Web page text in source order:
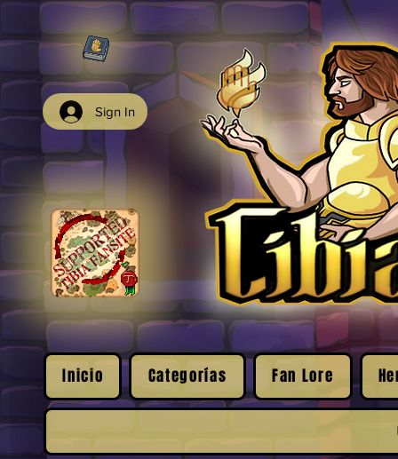
Sign In
Inicio Categorías Fan Lore